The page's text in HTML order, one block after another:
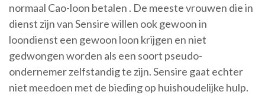
normaal Cao-loon betalen . De meeste vrouwen die in
dienst zijn van Sensire willen ook gewoon in
loondienst een gewoon loon krijgen en niet
gedwongen worden als een soort pseudo-
ondernemer zelfstandig te zijn. Sensire gaat echter
niet meedoen met de bieding op huishoudelijke hulp.